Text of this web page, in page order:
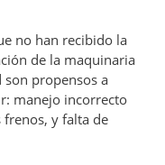
no han recibido la
de la maquinaria
propensos a
manejo incorrecto
frenos, y falta de